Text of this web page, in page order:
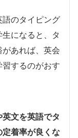
のタイピング
になると、タ
あれば、英会
するのがおす
文を英語でタ
着率が良くな